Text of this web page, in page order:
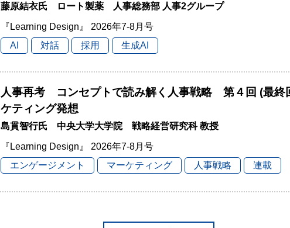
藤原結衣氏 ロート製薬 人事総務部 人事2グループ
『Learning Design』 2026年7-8月号
AI
対話 採用 生成AI
人事再考 コンセプトで読み解く人事戦略 第４回 (最
ケティング発想
島貫智行氏 中央大学大学院 戦略経営研究科 教授
『Learning Design』 2026年7-8月号
エンゲージメント
マーケティング 人事戦略 連載